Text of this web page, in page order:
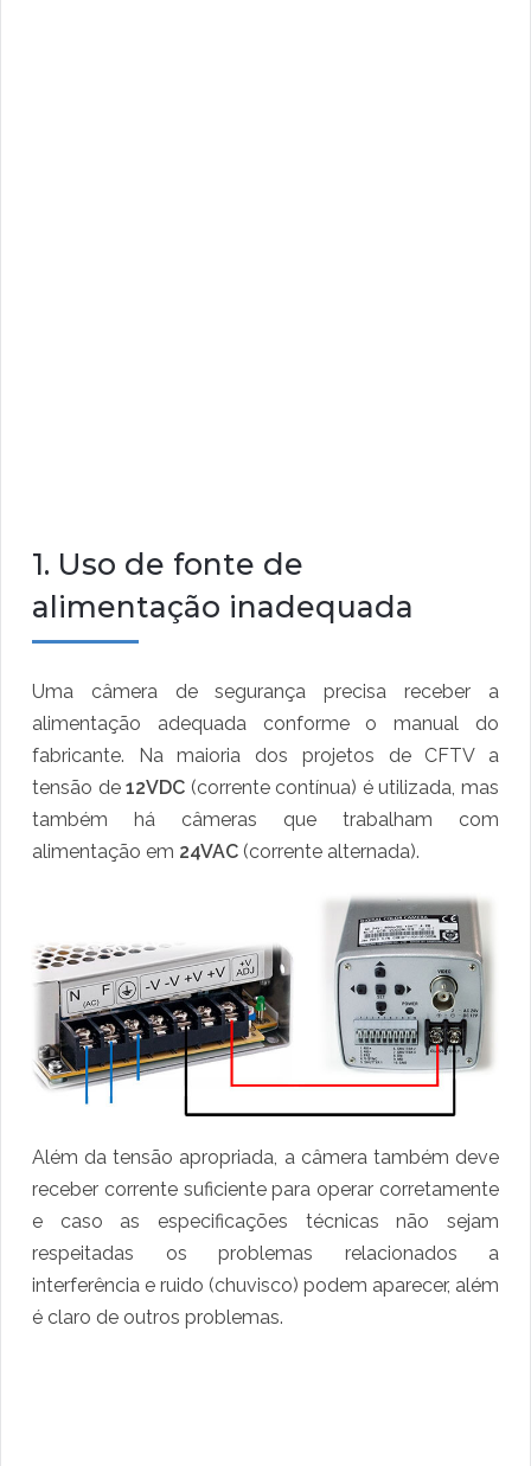
1. Uso de fonte de
alimentação inadequada
Uma câmera de segurança precisa receber a
alimentação adequada conforme o manual do
fabricante. Na maioria dos projetos de CFTV a
tensão de12VDC (corrente contínua) é utilizada, mas
também há câmeras que trabalham com
alimentação em 24VAC (corrente alternada).
Além da tensão apropriada, a câmera também deve
receber corrente suficiente para operar corretamente
e caso as especificações técnicas não sejam
respeitadas os problemas relacionados a
interferência e ruido (chuvisco) podem aparecer, além
é claro de outros problemas.